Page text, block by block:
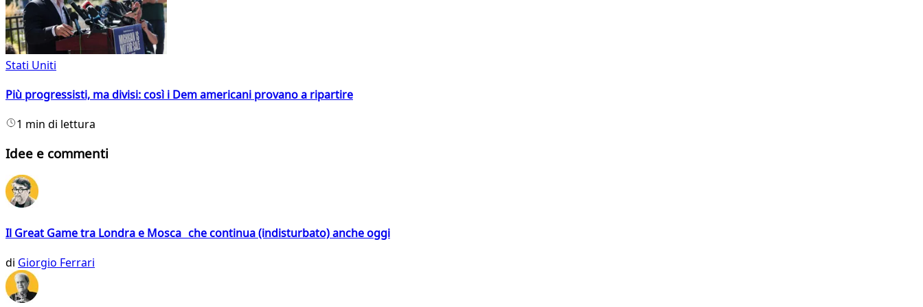
Stati Uniti
Più progressisti, ma divisi: così i Dem americani provano a ripartire
1 min di lettura
Idee e commenti
Il Great Game tra Londra e Mosca che continua (indisturbato) anche oggi
di Giorgio Ferrari